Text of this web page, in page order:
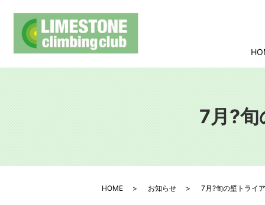
7月?
HOME お知らせ 7月?旬の壁トライ